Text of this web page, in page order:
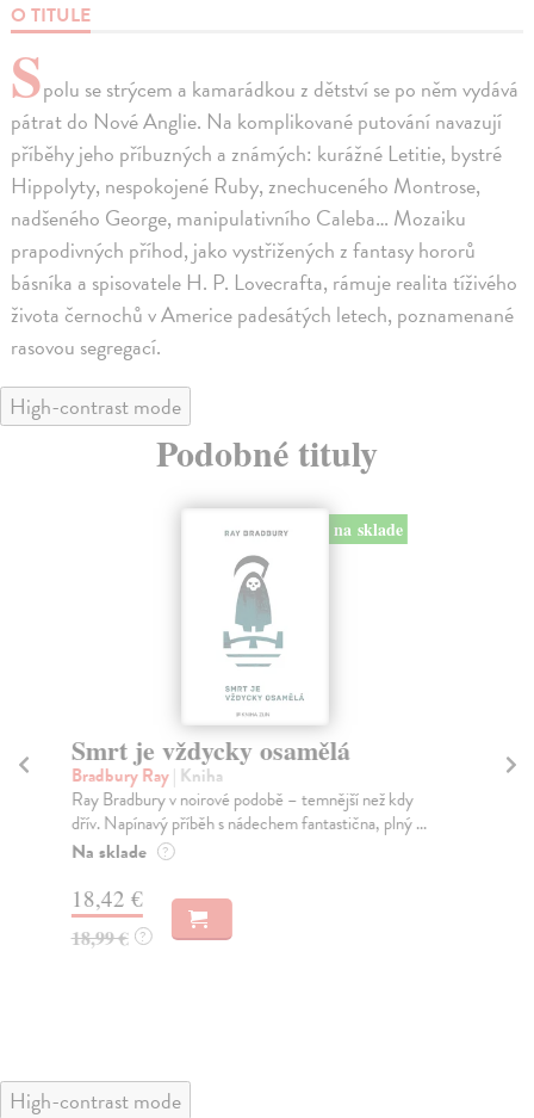
O TITULE
Spolu se strýcem a kamarádkou z dětství se po něm vydává
pátrat do Nové Anglie. Na komplikované putování navazují
příběhy jeho příbuzných a známých: kurážné Letitie, bystré
Hippolyty, nespokojené Ruby, znechuceného Montrose,
nadšeného George, manipulativního Caleba… Mozaiku
prapodivných příhod, jako vystřižených z fantasy hororů
básníka a spisovatele H. P. Lovecrafta, rámuje realita tíživého
života černochů v Americe padesátých letech, poznamenané
rasovou segregací.
High-contrast mode
Podobné tituly
na sklade
Smrt je vždycky osamělá
Bradbury Ray| Kniha
Ray Bradbury v noirové podobě – temnější než kdy
dřív. Napínavý příběh s nádechem fantastična, plný ...
Na sklade ?
18,42 €
18,99 € ?
High-contrast mode